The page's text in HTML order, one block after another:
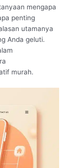
mengapa
penting
utamanya
Anda geluti.
murah.